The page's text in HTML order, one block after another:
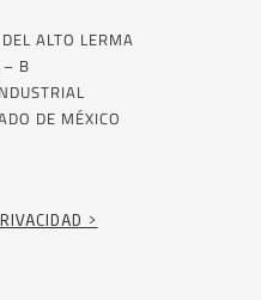
ALTO LERMA
B
DE MÉXICO
>